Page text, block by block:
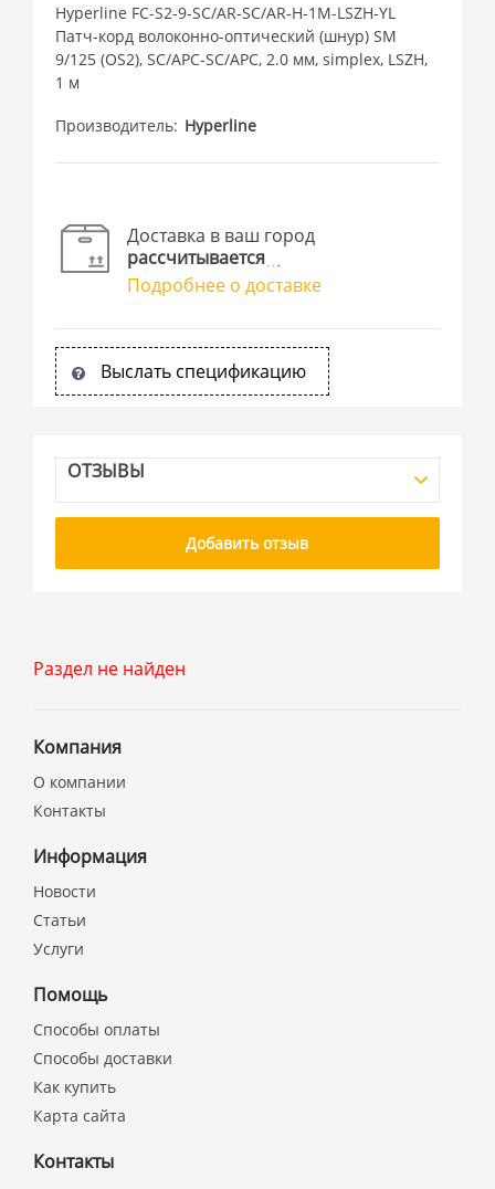
Hyperline FC-S2-9-SC/AR-SC/AR-H-1M-LSZH-YL
Патч-корд волоконно-оптический (шнур) SM
9/125 (OS2), SC/APC-SC/APC, 2.0 мм, simplex, LSZH,
1 м
Производитель Hyperline
Доставка в ваш город
рассчитывается
Подробнее о доставке
Выслать спецификацию
ОТЗЫВЫ
Добавить отзыв
Раздел не найден
Компания
О компании
Контакты
Информация
Новости
Статьи
Услуги
Помощь
Способы оплаты
Способы доставки
Как купить
Карта сайта
Контакты